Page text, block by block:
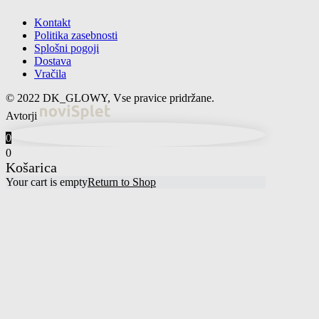
Kontakt
Politika zasebnosti
Splošni pogoji
Dostava
Vračila
© 2022 DK_GLOWY, Vse pravice pridržane.
Avtorji
0
0
Košarica
Your cart is emptyReturn to Shop